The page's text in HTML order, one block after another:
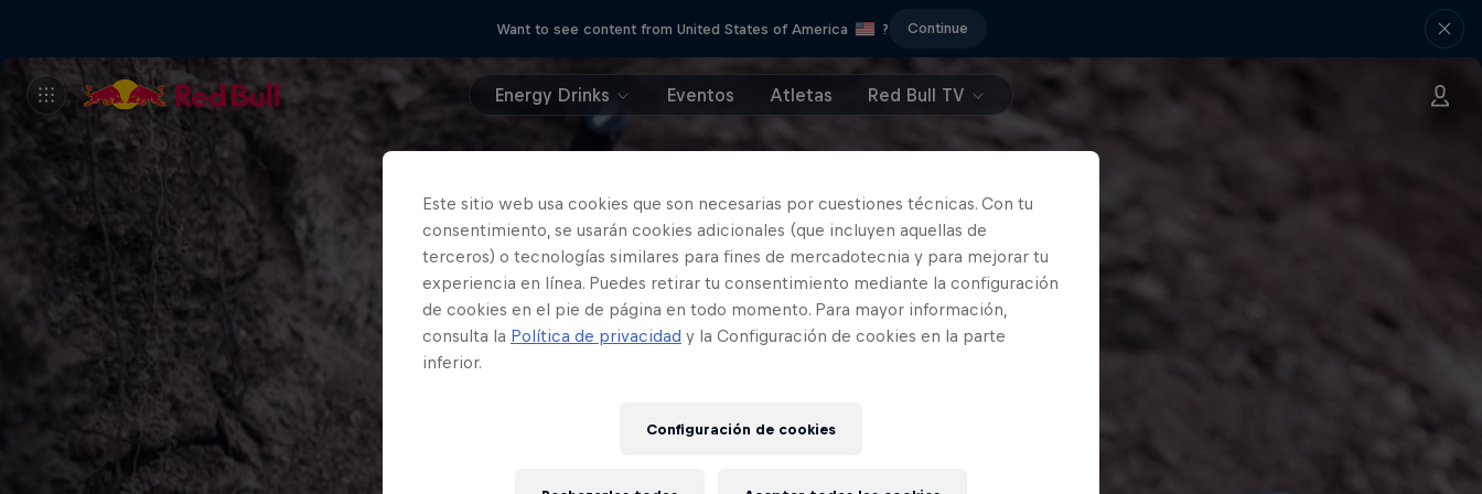
Want to see content from United States of America ? Continue
Energy Drinks Eventos Atletas Red Bull TV
Este sitio web usa cookies que son necesarias por cuestiones técnicas. Con tu
consentimiento, se usarán cookies adicionales (que incluyen aquellas de
terceros) o tecnologías similares para fines de mercadotecnia y para mejorar tu
experiencia en línea. Puedes retirar tu consentimiento mediante la configuración
de cookies en el pie de página en todo momento. Para mayor información,
consulta la Política de privacidad y la Configuración de cookies en la parte
inferior.
Configuración de cookies